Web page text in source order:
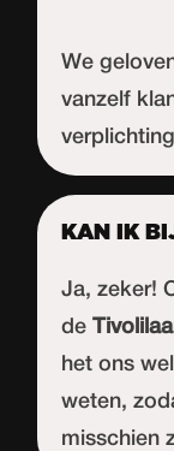
We
vanzelf
KAN IK
Ja, zeker!
de
het ons
weten,
misschien